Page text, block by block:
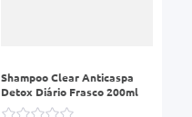
Shampoo Clear Anticaspa
Detox Diário Frasco 200ml